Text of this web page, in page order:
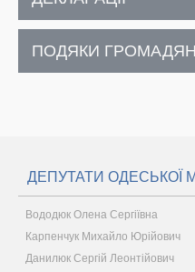
ПОДЯКИ ГРОМАДЯН
ДЕПУТАТИ ОДЕСЬКОЇ
Вододюк Олена Сергіївна
Карпенчук Михайло Юрійович
Данилюк Сергій Леонтійович